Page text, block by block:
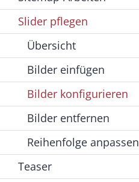
Slider pflegen
Übersicht
Bilder einfügen
Bilder konfigurieren
Bilder entfernen
Reihenfolge anpassen
Teaser